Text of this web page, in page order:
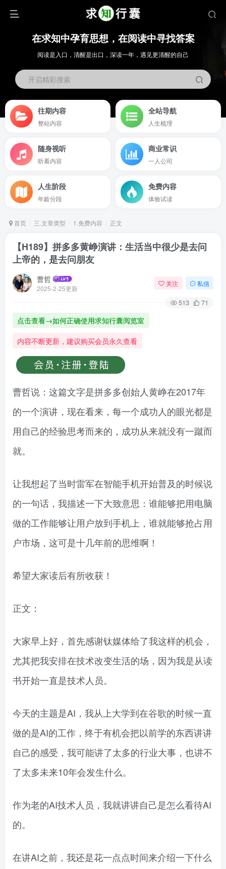
在求知中孕育思想，在阅读中寻找答案
阅读是入口，清醒是出口，深读一年，遇见更清醒的自己
开启精彩搜索
往期内容
整站内容
全站导航
人生梳理
随身视听
听看内容
商业常识
一人公司
人生阶段
年龄分段
免费内容
体验试读
首页 三.文章类型 1.免费内容 正文
【H189】拼多多黄峥演讲：生活当中很少是去问
上帝的，是去问朋友
曹哲
2025-2-25更新
关注 私信
513 71
点击查看→如何正确使用求知行囊阅览室
内容不断更新，建议购买会员永久查看
曹哲说：这篇文字是拼多多创始人黄峥在2017年
的一个演讲，现在看来，每一个成功人的眼光都是
用自己的经验思考而来的，成功从来就没有一蹴而
就。
让我想起了当时雷军在智能手机开始普及的时候说
的一句话，我描述一下大致意思：谁能够把用电脑
做的工作能够让用户放到手机上，谁就能够抢占用
户市场，这可是十几年前的思维啊！
希望大家读后有所收获！
正文：
大家早上好，首先感谢钛媒体给了我这样的机会，
尤其把我安排在技术改变生活的场，因为我是从读
书开始一直是技术人员。
今天的主题是AI，我从上大学到在谷歌的时候一直
做的是AI的工作，终于有机会把以前学的东西讲讲
自己的感受，我可能讲了太多的行业大事，也讲不
了太多未来10年会发生什么。
作为老的AI技术人员，我就讲讲自己是怎么看待AI
的。
在讲AI之前，我还是花一点点时间来介绍一下什么